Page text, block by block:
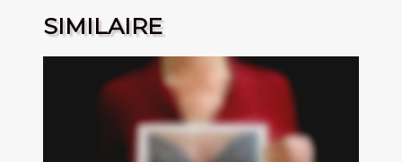
SIMILAIRE